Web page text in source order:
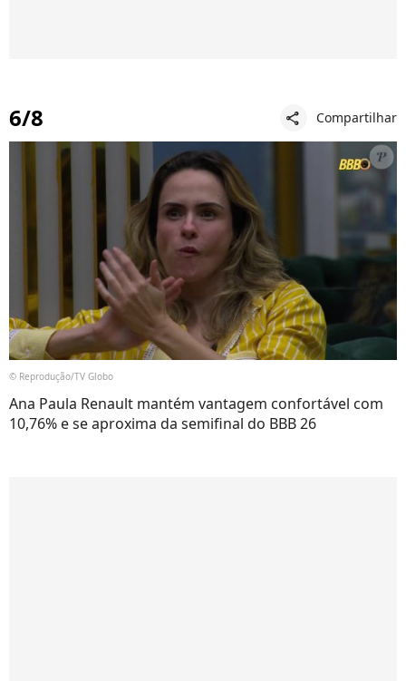
6/8 share Compartilhar
© Reprodução/TV Globo
Ana Paula Renault mantém vantagem confortável com
10,76% e se aproxima da semifinal do BBB 26